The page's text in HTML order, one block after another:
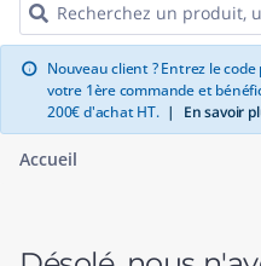
info Nouveau client ? Entrez le
votre 1ère commande et
200€ d'achat HT. | En savoir
Accueil